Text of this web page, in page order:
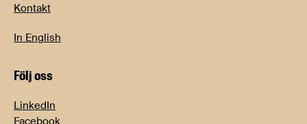
Kontakt
In English
Följ oss
LinkedIn
Facebook